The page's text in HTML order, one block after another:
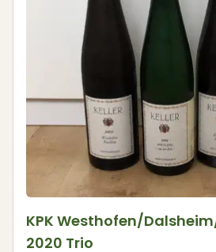
KPK Westhofen/
2020 Trio